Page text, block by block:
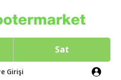
Sat
Girişi